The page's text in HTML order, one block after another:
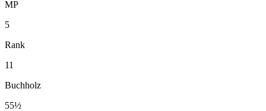
MP
5
Rank
11
Buchholz
55½